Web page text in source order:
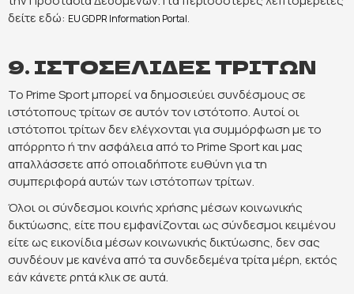
δείτε εδώ: EU GDPR Information Portal.
9. ΙΣΤΟΣΕΛΙΔΕΣ ΤΡΙΤΩΝ
Το Prime Sport μπορεί να δημοσιεύει συνδέσμους σε
ιστότοπους τρίτων σε αυτόν τον ιστότοπο. Αυτοί οι
ιστότοποι τρίτων δεν ελέγχονται για συμμόρφωση με το
απόρρητο ή την ασφάλεια από το Prime Sport και μας
απαλλάσσετε από οποιαδήποτε ευθύνη για τη
συμπεριφορά αυτών των ιστότοπων τρίτων.
Όλοι οι σύνδεσμοι κοινής χρήσης μέσων κοινωνικής
δικτύωσης, είτε που εμφανίζονται ως σύνδεσμοι κειμένου
είτε ως εικονίδια μέσων κοινωνικής δικτύωσης, δεν σας
συνδέουν με κανένα από τα συνδεδεμένα τρίτα μέρη, εκτός
εάν κάνετε ρητά κλικ σε αυτά.